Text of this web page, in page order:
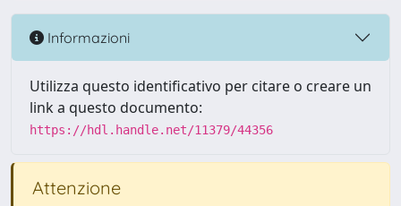
Informazioni
Utilizza questo identificativo per citare o creare un
link a questo documento:
https://hdl.handle.net/11379/44356
Attenzione